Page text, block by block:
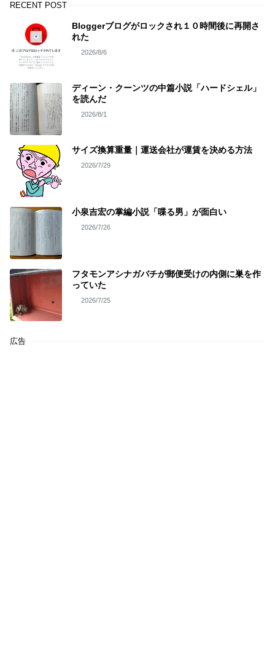
RECENT POST
Bloggerブログがロックされ１０時間後に再開さ
れた
2026/8/6
ディーン・クーンツの中篇小説「ハードシェル」
を読んだ
2026/8/1
サイズ換算重量｜運送会社が運賃を決める方法
2026/7/29
小泉吉宏の掌編小説「喋る男」が面白い
2026/7/26
フタモンアシナガバチが郵便受けの内側に巣を作
っていた
2026/7/25
広告